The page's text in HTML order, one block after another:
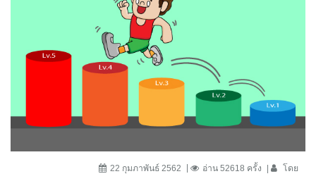
22 กุมภาพันธ์ 2562 อ่าน 52618 ครั้ง โดย